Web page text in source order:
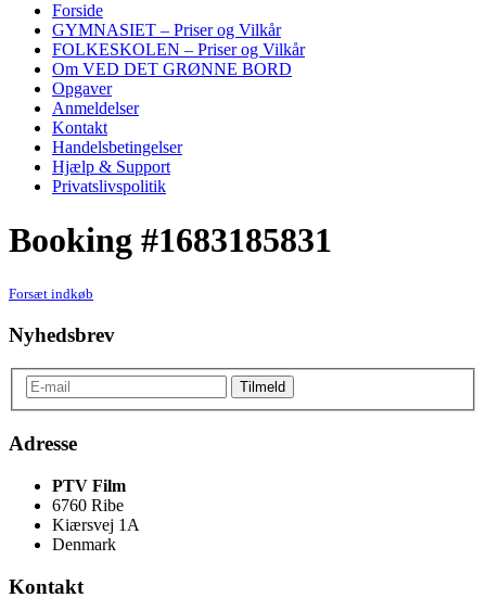
Forside
GYMNASIET – Priser og Vilkår
FOLKESKOLEN – Priser og Vilkår
Om VED DET GRØNNE BORD
Opgaver
Anmeldelser
Kontakt
Handelsbetingelser
Hjælp & Support
Privatslivspolitik
Booking #1683185831
Forsæt indkøb
Nyhedsbrev
Adresse
PTV Film
6760 Ribe
Kiærsvej 1A
Denmark
Kontakt